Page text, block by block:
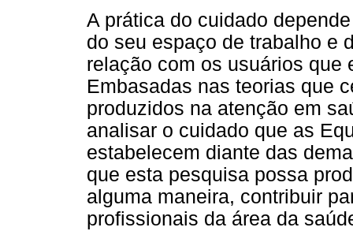
A prática do cuidado
do seu espaço de trabalho e
relação com os usuários que
Embasadas nas teorias que
produzidos na atenção em
analisar o cuidado que as
estabelecem diante das
que esta pesquisa possa
alguma maneira, contribuir
profissionais da área da